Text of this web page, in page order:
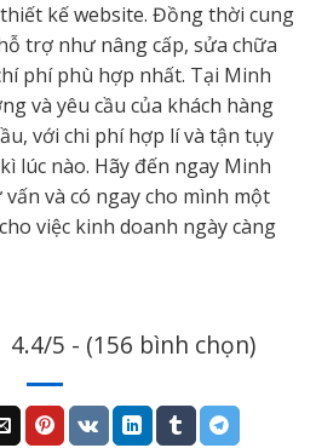
kế website. Đồng thời cung
trợ như nâng cấp, sửa chữa
phí phù hợp nhất. Tại Minh
và yêu cầu của khách hàng
với chi phí hợp lí và tận tụy
lúc nào. Hãy đến ngay Minh
và có ngay cho mình một
việc kinh doanh ngày càng
4.4/5 - (156 bình chọn)